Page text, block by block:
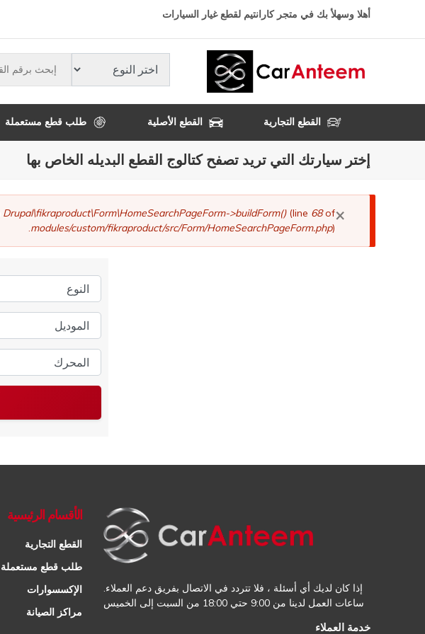
المحتوى
أهلا وسهلأ بك في متجر كارانتيم لقطع غيار السيارات
القطع التجارية القطع الأصلية طلب قطع مستعملة
إختر سيارتك التي تريد تصفح كتالوج القطع البديله الخاص بها
×
رسالة
الخطأ
Drupal\fikraproduct\Form\HomeSearchPageForm->buildForm()(line 68of
modules/custom/fikraproduct/src/Form/HomeSearchPageForm.php).
النوع
الموديل
المحرك
إذا كان لديك أي أسئلة ، فلا تتردد في الاتصال بفريق دعم العملاء.
ساعات العمل لدينا من 9:00 حتي 18:00 من السبت إلى الخميس
خدمة العملاء
الأقسام الرئيسية
القطع التجارية
طلب قطع مستعملة
الإكسسوارات
مراكز الصيانة